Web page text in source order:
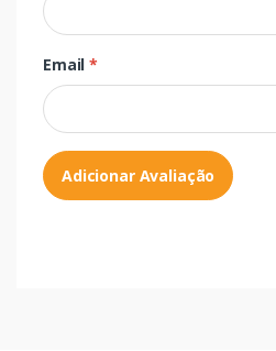
Email*
Adicionar Avaliação